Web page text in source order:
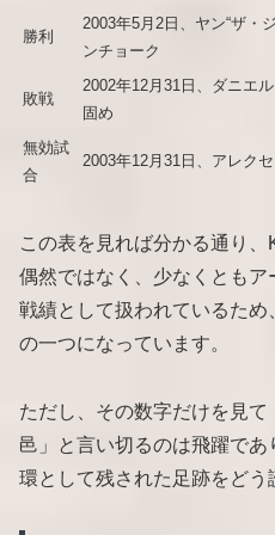
勝利
2003年5月2日、ヤン“ザ・
ンチョーク
敗戦
2002年12月31日、ダニエ
固め
無効試
合
2003年12月31日、アレク
この表を見れば分かる通り
偶然ではなく、少なくとも
戦績として扱われているた
の一つになっています。
ただし、その数字だけを見
邑」と言い切るのは飛躍で
環として残された足跡をどう